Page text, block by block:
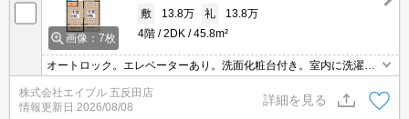
画像：7枚
敷
13.8万 礼
13.8万
4階
2DK 45.8m²
オートロック。エレベーターあり。洗面化粧台付き。室内に洗濯機
置場あり。追焚給湯。引越指定業者あり。
株式会社エイブル 五反田店
情報更新日 2026/08/08
詳細を見る